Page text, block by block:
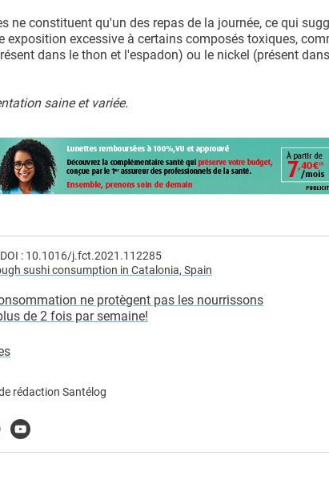
ne constituent qu'un des repas de la journée, ce qui
excessive à certains composés toxiques,
dans le thon et l'espadon) ou le nickel (présent
saine et variée.
: 10.1016/j.fct.2021.112285
sushi consumption in Catalonia, Spain
ne protègent pas les nourrissons
de 2 fois par semaine!
rédaction Santélog
Youtube